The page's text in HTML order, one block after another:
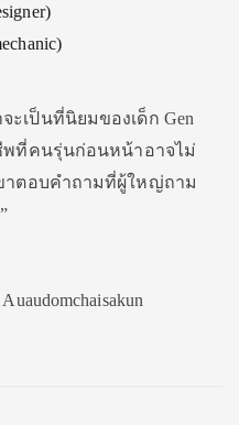
เป็นที่นิยมของเด็ก Gen
พที่คนรุ่นก่อนหน้าอาจไม่
าตอบคำถามที่ผู้ใหญ่ถาม